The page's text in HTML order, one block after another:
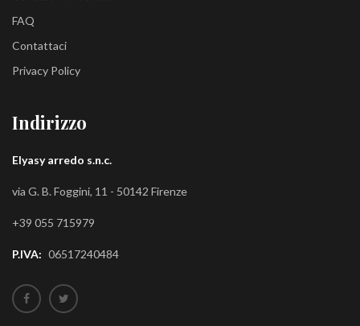
FAQ
Contattaci
Privacy Policy
Indirizzo
Elyasy arredo s.n.c.
via G. B. Foggini, 11 - 50142 Firenze
+39 055 715979
P.IVA: 06517240484